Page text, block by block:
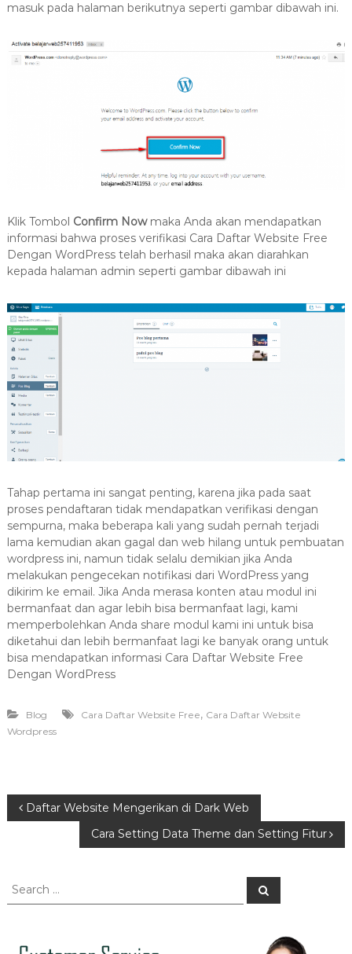
masuk pada halaman berikutnya seperti gambar dibawah ini.
Klik Tombol Confirm Nowmaka Anda akan mendapatkan
informasi bahwa proses verifikasi Cara Daftar Website Free
Dengan WordPress telah berhasil maka akan diarahkan
kepada halaman admin seperti gambar dibawah ini
Tahap pertama ini sangat penting, karena jika pada saat
proses pendaftaran tidak mendapatkan verifikasi dengan
sempurna, maka beberapa kali yang sudah pernah terjadi
lama kemudian akan gagal dan web hilang untuk pembuatan
wordpress ini, namun tidak selalu demikian jika Anda
melakukan pengecekan notifikasi dari WordPress yang
dikirim ke email. Jika Anda merasa konten atau modul ini
bermanfaat dan agar lebih bisa bermanfaat lagi, kami
memperbolehkan Anda share modul kami ini untuk bisa
diketahui dan lebih bermanfaat lagi ke banyak orang untuk
bisa mendapatkan informasi Cara Daftar Website Free
Dengan WordPress
Blog Cara Daftar Website Free, Cara Daftar Website
Wordpress
P
s
Daftar Website Mengerikan di Dark Web
Cara Setting Data Theme dan Setting Fitur
S
S
e